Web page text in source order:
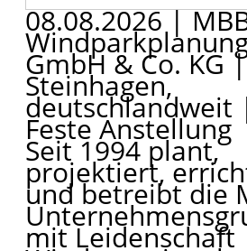
08.08.2026|
GmbH & Co. KG|
Steinhagen,
deutschlandweit
Feste Anstellung
Seit 1994 plant,
projektiert,
und betreibt die
mit Leidenschaft